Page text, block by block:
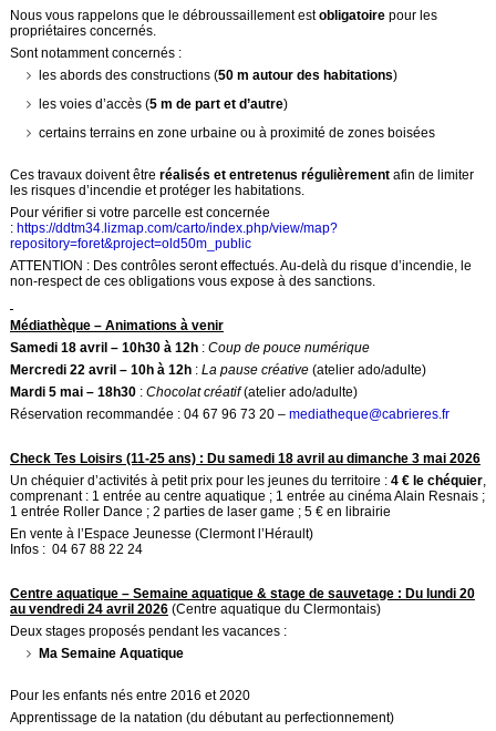
Nous vous rappelons que le débroussaillement estobligatoirepour les
propriétaires concernés.
Sont notamment concernés :
les abords des constructions (50 m autour des habitations)
les voies d’accès (5 m de part et d’autre)
certains terrains en zone urbaine ou à proximité de zones boisées
Ces travaux doivent être réalisés et entretenus régulièrementafin de limiter
les risques d’incendie et protéger les habitations.
Pour vérifier si votre parcelle est concernée
: https://ddtm34.lizmap.com/carto/index.php/view/map?
repository=foret&project=old50m_public
ATTENTION : Des contrôles seront effectués. Au-delà du risque d’incendie, le
non-respect de ces obligations vous expose à des sanctions.
Médiathèque – Animations à venir
Samedi 18 avril – 10h30 à 12h : Coup de pouce numérique
Mercredi 22 avril – 10h à 12h: La pause créative(atelier ado/adulte)
Mardi 5 mai – 18h30: Chocolat créatif(atelier ado/adulte)
Réservation recommandée : 04 67 96 73 20 – mediatheque@cabrieres.fr
Check Tes Loisirs (11-25 ans) : Du samedi 18 avril au dimanche 3 mai 2026
Un chéquier d’activités à petit prix pour les jeunes du territoire : 4 € le chéquier,
comprenant : 1 entrée au centre aquatique ; 1 entrée au cinéma Alain Resnais ;
1 entrée Roller Dance ; 2 parties de laser game ; 5 € en librairie
En vente à l’Espace Jeunesse (Clermont l’Hérault)
Infos : 04 67 88 22 24
Centre aquatique – Semaine aquatique & stage de sauvetage : Du lundi 20
au vendredi 24 avril 2026(Centre aquatique du Clermontais)
Deux stages proposés pendant les vacances :
Ma Semaine Aquatique
Pour les enfants nés entre 2016 et 2020
Apprentissage de la natation (du débutant au perfectionnement)